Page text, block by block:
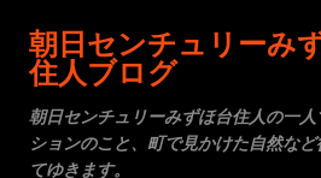
スキップしてメイン コン
朝日センチュリーみ
住人ブログ
朝日センチュリーみずほ台住人の一
ションのこと、町で見かけた自然な
てゆきます。